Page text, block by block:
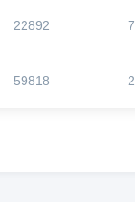
22892 7
59818 2